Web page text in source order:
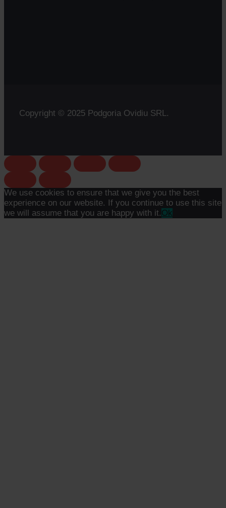
Copyright © 2025 Podgoria Ovidiu SRL.
We use cookies to ensure that we give you the best
experience on our website. If you continue to use this site
we will assume that you are happy with it.Ok